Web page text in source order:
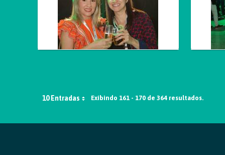
10 Entradas Exibindo 161 - 170 de 364 resultados.